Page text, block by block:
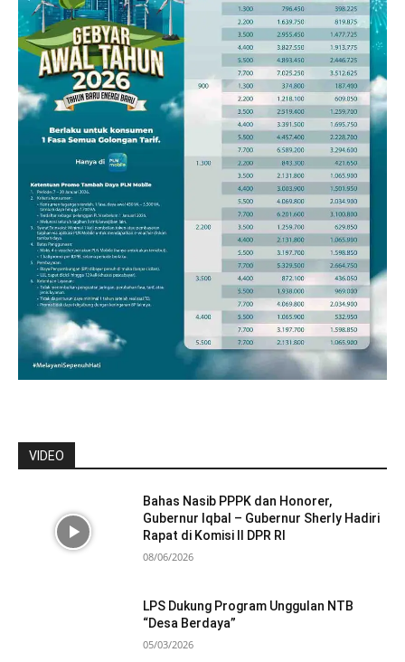
VIDEO
Bahas Nasib PPPK dan Honorer,
Gubernur Iqbal – Gubernur Sherly Hadiri
Rapat di Komisi II DPR RI
08/06/2026
LPS Dukung Program Unggulan NTB
“Desa Berdaya”
05/03/2026